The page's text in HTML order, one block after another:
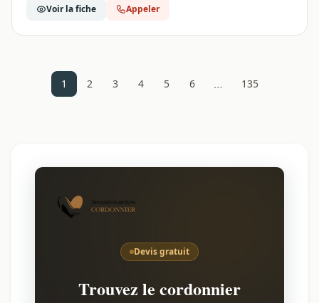
Voir la fiche Appeler
1 2 3 4 5 6 … 135
Devis gratuit
Trouvez le cordonnier